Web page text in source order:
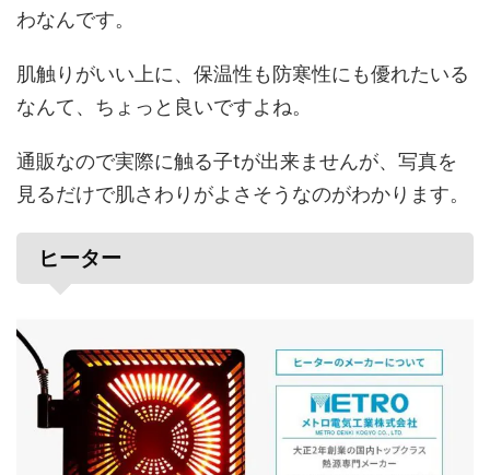
わなんです。
肌触りがいい上に、保温性も防寒性にも優れたいる
なんて、ちょっと良いですよね。
通販なので実際に触る子tが出来ませんが、写真を
見るだけで肌さわりがよさそうなのがわかります。
ヒーター